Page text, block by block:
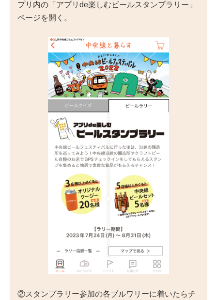
プリ内の「アプリde楽しむビールスタンプラリー」
ページを開く。
②スタンプラリー参加の各ブルワリーに着いたらチ